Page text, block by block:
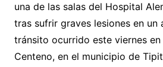
una de las salas del Hospital
tras sufrir graves lesiones en un
tránsito ocurrido este viernes
Centeno, en el municipio de